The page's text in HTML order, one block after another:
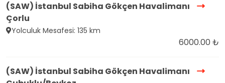
(SAW) İstanbul Sabiha Gökçen Havalimanı
Çorlu
Yolculuk Mesafesi: 135 km
6000.00 ₺
(SAW) İstanbul Sabiha Gökçen Havalimanı